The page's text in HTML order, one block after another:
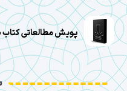
پویش مطالعاتی کتاب